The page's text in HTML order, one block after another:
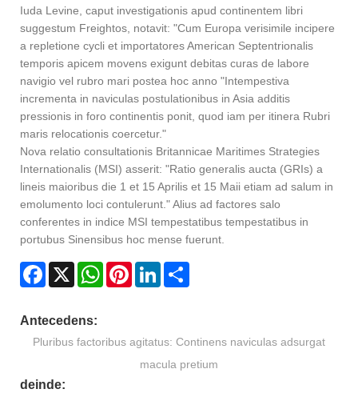
Iuda Levine, caput investigationis apud continentem libri
suggestum Freightos, notavit: "Cum Europa verisimile incipere
a repletione cycli et importatores American Septentrionalis
temporis apicem movens exigunt debitas curas de labore
navigio vel rubro mari postea hoc anno "Intempestiva
incrementa in naviculas postulationibus in Asia additis
pressionis in foro continentis ponit, quod iam per itinera Rubri
maris relocationis coercetur."
Nova relatio consultationis Britannicae Maritimes Strategies
Internationalis (MSI) asserit: "Ratio generalis aucta (GRIs) a
lineis maioribus die 1 et 15 Aprilis et 15 Maii etiam ad salum in
emolumento loci contulerunt." Alius ad factores salo
conferentes in indice MSI tempestatibus tempestatibus in
portubus Sinensibus hoc mense fuerunt.
Facebook
X WhatsAppPinterestLinkedIn
Antecedens:
Pluribus factoribus agitatus: Continens naviculas adsurgat
macula pretium
deinde: